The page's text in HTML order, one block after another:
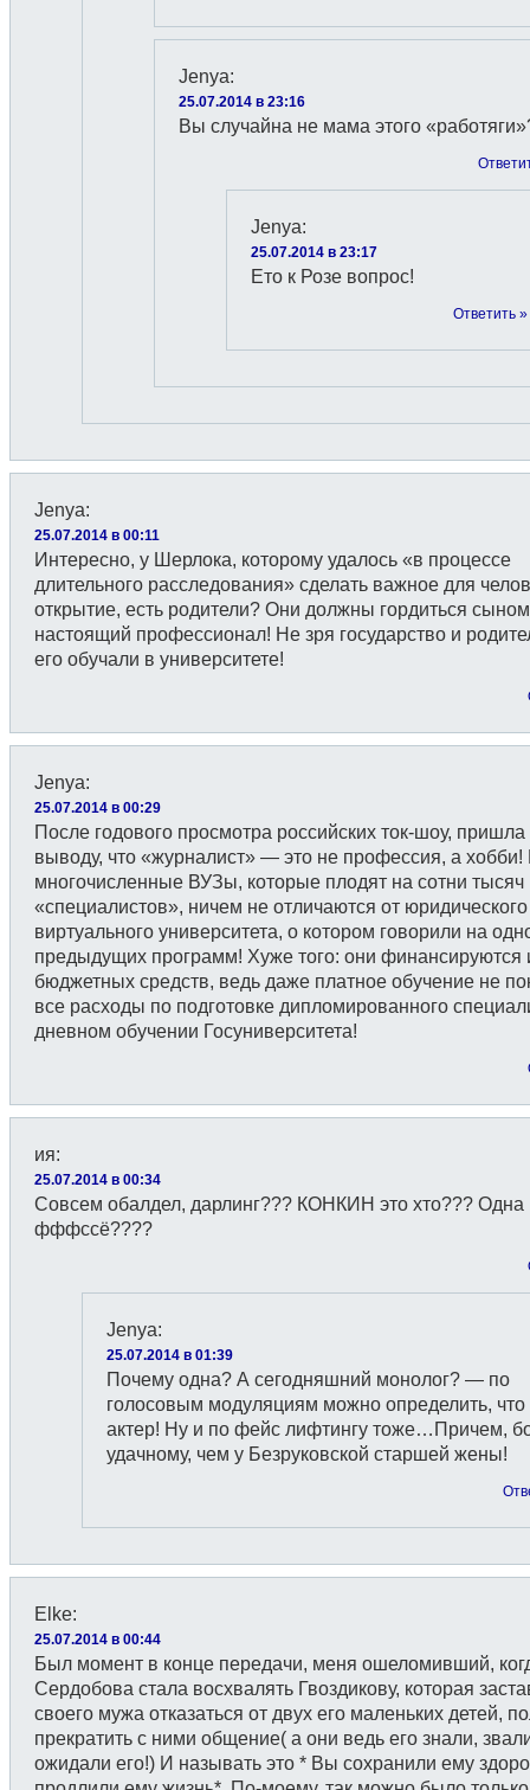
Jenya:
25.07.2014 в 23:16
Вы случайна не мама этого
Jenya:
25.07.2014 в 23:17
Ето к Розе вопрос!
Ответить »
Jenya:
25.07.2014 в 00:11
Интересно, у Шерлока, которому удалось «в процессе
длительного расследования» сделать важное для
открытие, есть родители? Они должны гордиться
настоящий профессионал! Не зря государство и
его обучали в университете!
Jenya:
25.07.2014 в 00:29
После годового просмотра российских ток-шоу, пришла
выводу, что «журналист» — это не профессия, а хобби!
многочисленные ВУЗы, которые плодят на сотни тысяч
«специалистов», ничем не отличаются от юридического
виртуального университета, о котором говорили на
предыдущих программ! Хуже того: они финансируются
бюджетных средств, ведь даже платное обучение не
все расходы по подготовке дипломированного
дневном обучении Госуниверситета!
ия:
25.07.2014 в 00:34
Совсем обалдел, дарлинг??? КОНКИН это хто??? Одна
фффссё????
Jenya:
25.07.2014 в 01:39
Почему одна? А сегодняшний монолог? — по
голосовым модуляциям можно определить, что
актер! Ну и по фейс лифтингу тоже…Причем,
удачному, чем у Безруковской старшей жены!
Elke:
25.07.2014 в 00:44
Был момент в конце передачи, меня ошеломивший,
Сердобова стала восхвалять Гвоздикову, которая
своего мужа отказаться от двух его маленьких детей,
прекратить с ними общение( а они ведь его знали,
ожидали его!) И называть это * Вы сохранили ему